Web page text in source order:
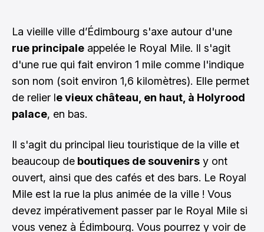
La vieille ville d’Édimbourg s'axe autour d'une
rue principale appelée le Royal Mile. Il s'agit
d'une rue qui fait environ 1 mile comme l'indique
son nom (soit environ 1,6 kilomètres). Elle permet
de relier le vieux château, en haut, à Holyrood
palace, en bas.
Il s'agit du principal lieu touristique de la ville et
beaucoup de boutiques de souvenirs y ont
ouvert, ainsi que des cafés et des bars. Le Royal
Mile est la rue la plus animée de la ville ! Vous
devez impérativement passer par le Royal Mile si
vous venez à Édimbourg. Vous pourrez y voir de